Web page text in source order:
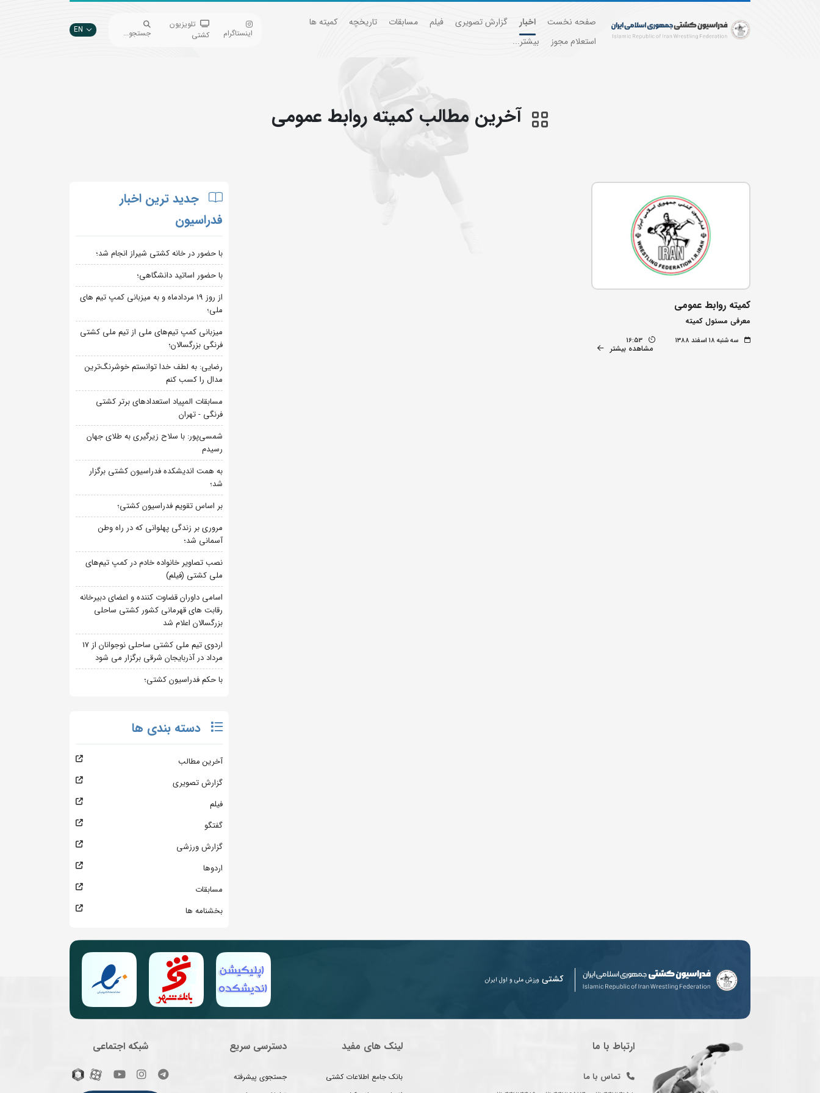
صفحه نخست اخبار گزارش تصویری فیلم مسابقات تاریخچه
کمیته ها
استعلام مجوز
بیشتر...
اینستاگرام
تلویزیون
کشتی
جستجو... EN
آخرین مطالب کمیته روابط عمومی
کمیته روابط عمومی
معرفی مسئول کمیته
سه شنبه ۱۸ اسفند ۱۳۸۸ 16:53
مشاهده بیشتر
جدید ترین اخبار
فدراسیون
با حضور در خانه کشتی شیراز انجام شد؛
با حضور اساتید دانشگاهی؛
از روز 19 مردادماه و به میزبانی کمپ تیم های
ملی؛
میزبانی کمپ تیم‌های ملی از تیم ملی کشتی
فرنگی بزرگسالان؛
رضایی: به لطف خدا توانستم خوشرنگ‌ترین
مدال را کسب کنم
مسابقات المپیاد استعدادهای برتر کشتی
فرنگی - تهران
شمسی‌پور: با سلاح زیرگیری به طلای جهان
رسیدم
به همت اندیشکده فدراسیون کشتی برگزار
شد؛
بر اساس تقویم فدراسیون کشتی؛
مروری بر زندگی پهلوانی که در راه وطن
آسمانی شد؛
نصب تصاویر خانواده خادم در کمپ تیم‌های
ملی کشتی (فیلم)
اسامی داوران قضاوت کننده و اعضای دبیرخانه
رقابت های قهرمانی کشور کشتی ساحلی
بزرگسالان اعلام شد
اردوی تیم ملی کشتی ساحلی نوجوانان از 17
مرداد در آذربایجان شرقی برگزار می شود
با حکم فدراسیون کشتی؛
دسته بندی ها
آخرین مطالب
گزارش تصویری
فیلم
گفتگو
گزارش ورزشی
اردوها
مسابقات
بخشنامه ها
کشتی ورزش ملی و اول ایران
ارتباط با ما
تماس با ما
لینک های مفید
بانک جامع اطلاعات کشتی
دسترسی سریع
جستجوی پیشرفته
شبکه اجتماعی